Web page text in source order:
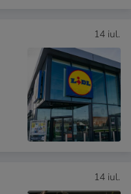
14 iul.
14 iul.